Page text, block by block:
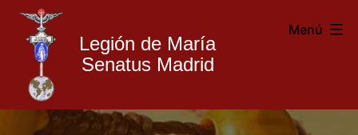
Legión de María
Senatus Madrid
Saltar
Menú